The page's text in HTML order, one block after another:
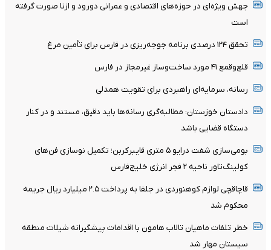
جهش ویژه‌ای در حوزه‌های اقتصادی و عمرانی دورود و ازنا صورت گرفته
است
تحقق ۱۲۴ درصدی برنامه جوجه‌ریزی در فارس برای تأمین مرغ
قلع‌وقمع ۴۱ مورد ساخت‌وساز غیرمجاز در فارس
رسانه، سرمایه‌ای راهبردی برای تقویت همدلی
دادستان خوزستان: مطالبه‌گری رسانه‌ها باید دقیق، مستند و در کنار
دستگاه قضایی باشد
بومی‌سازی شفت درایو ۵ متری فایبرکربن؛ تکمیل نوسازی فن‌های
کولینگ‌تاور ناحیه ۲ فجر انرژی خلیج‌فارس
قاچاقچی لوازم کوهنوردی در جلفا به پرداخت ۲.۵ میلیارد ریال جریمه
محکوم شد
خطر تلفات ماهیان تالاب هامون با اقدامات پیشگیرانه شیلات منطقه
سیستان مهار شد